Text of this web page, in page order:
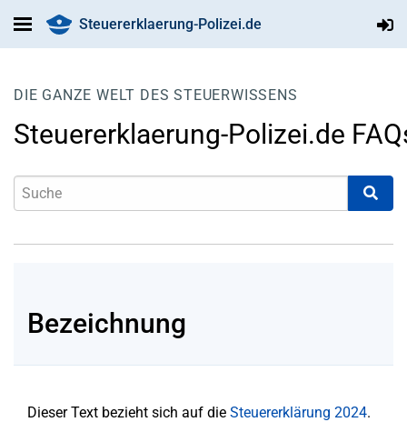
Steuererklaerung-Polizei.de
DIE GANZE WELT DES STEUERWISSENS
Steuererklaerung-Polizei.de
Bezeichnung
Dieser Text bezieht sich auf die Steuererklärung 2024.